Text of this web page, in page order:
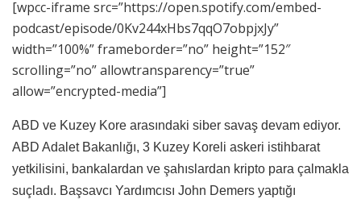
[wpcc-iframe src=”https://open.spotify.com/embed-
podcast/episode/0Kv244xHbs7qqO7obpjxJy”
width=”100%” frameborder=”no” height=”152″
scrolling=”no” allowtransparency=”true”
allow=”encrypted-media”]
ABD ve Kuzey Kore arasındaki siber savaş devam ediyor.
ABD Adalet Bakanlığı, 3 Kuzey Koreli askeri istihbarat
yetkilisini, bankalardan ve şahıslardan kripto para çalmakla
suçladı. Başsavcı Yardımcısı John Demers yaptığı